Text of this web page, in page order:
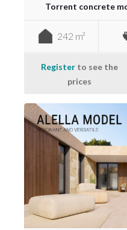
Torrent concrete
242 m²
Register to see the
prices